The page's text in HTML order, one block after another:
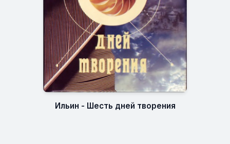
Ильин - Шесть дней творения